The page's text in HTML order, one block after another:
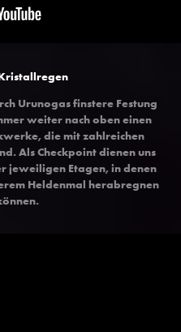
Urunogas finstere Festung
weiter nach oben einen
die mit zahlreichen
Als Checkpoint dienen uns
jeweiligen Etagen, in denen
Heldenmal herabregnen